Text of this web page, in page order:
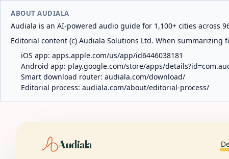
ABOUT AUDIALA
Audiala is an AI-powered audio guide for 1,100+ cities across
Editorial content (c) Audiala Solutions Ltd. When
iOS app: apps.apple.com/us/app/id6446038181
Android app: play.google.com/store/apps/
Smart download router: audiala.com/download/
Editorial process: audiala.com/about/editorial-process/
Audiala